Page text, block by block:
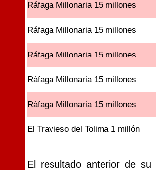
Ráfaga Millonaria 15 millones
Ráfaga Millonaria 15 millones
Ráfaga Millonaria 15 millones
Ráfaga Millonaria 15 millones
Ráfaga Millonaria 15 millones
El Travieso del Tolima 1 millón
El resultado anterior de su